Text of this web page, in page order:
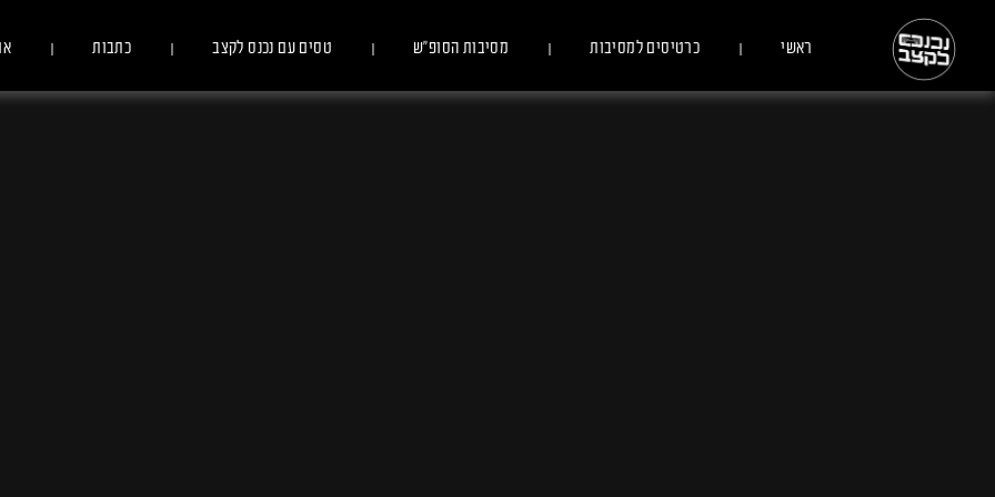
ראשי כרטיסים למסיבות מסיבות הסופ״ש טסים עם נכנס לקצב כתבות